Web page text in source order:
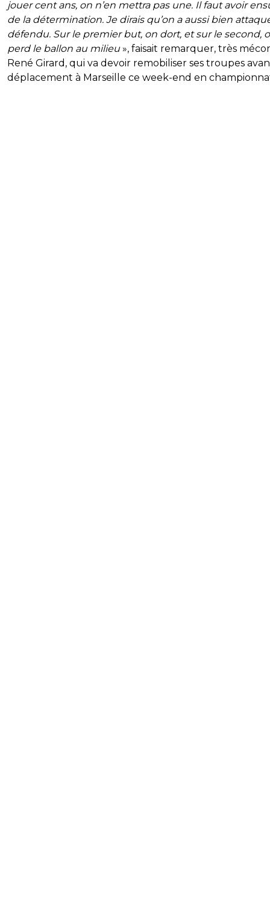
jouer cent ans, on n’en mettra pas une. Il faut avoir
de la détermination. Je dirais qu’on a aussi bien
défendu. Sur le premier but, on dort, et sur le second,
perd le ballon au milieu », faisait remarquer, très
René Girard, qui va devoir remobiliser ses troupes
déplacement à Marseille ce week-end en